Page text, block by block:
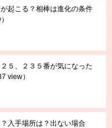
起こる？相棒は進化の条件
５、２３５番が気になった
view）
入手場所は？出ない場合